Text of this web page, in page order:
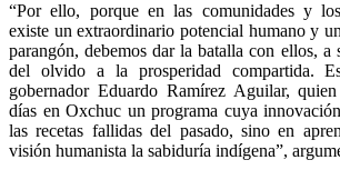
“Por ello, porque en las comunidades y
existe un extraordinario potencial humano y
parangón, debemos dar la batalla con ellos, a
del olvido a la prosperidad compartida.
gobernador Eduardo Ramírez Aguilar,
días en Oxchuc un programa cuya
las recetas fallidas del pasado, sino en
visión humanista la sabiduría indígena”,